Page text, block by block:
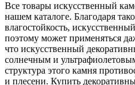
Все товары искусственный
нашем каталоге. Благодаря
влагостойкость,
поэтому может применяться
что искусственный
солнечным и
структура этого камня
и плесени. Купить